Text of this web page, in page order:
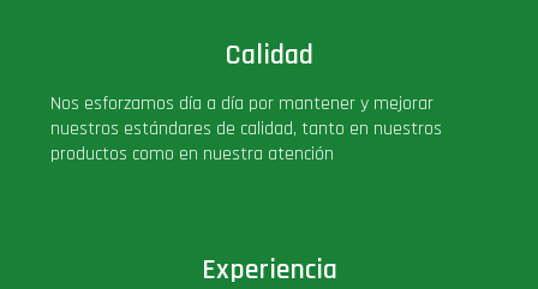
Calidad
Nos esforzamos día a día por mantener y mejorar
nuestros estándares de calidad, tanto en nuestros
productos como en nuestra atención
Experiencia